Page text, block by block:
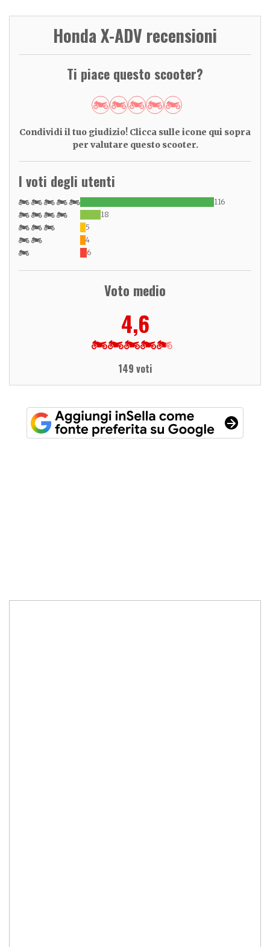
Honda X-ADV recensioni
Ti piace questo scooter?
Condividi il tuo giudizio! Clicca sulle icone qui sopra
per valutare questo scooter.
I voti degli utenti
116
18
5
4
6
Voto medio
4,6
149 voti